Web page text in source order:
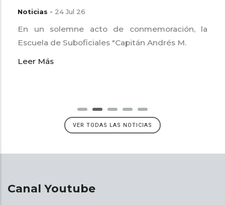
Noticias - 24 Jul 26
En un solemne acto de conmemoración, la
Escuela de Suboficiales "Capitán Andrés M.
Leer Más
VER TODAS LAS NOTICIAS
Canal Youtube